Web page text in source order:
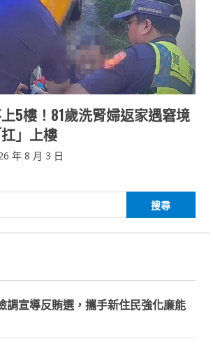
5樓！81歲洗腎婦返家遇窘境
」上樓
年 8 月 3 日
調宣導反賄選，攜手新住民強化廉能